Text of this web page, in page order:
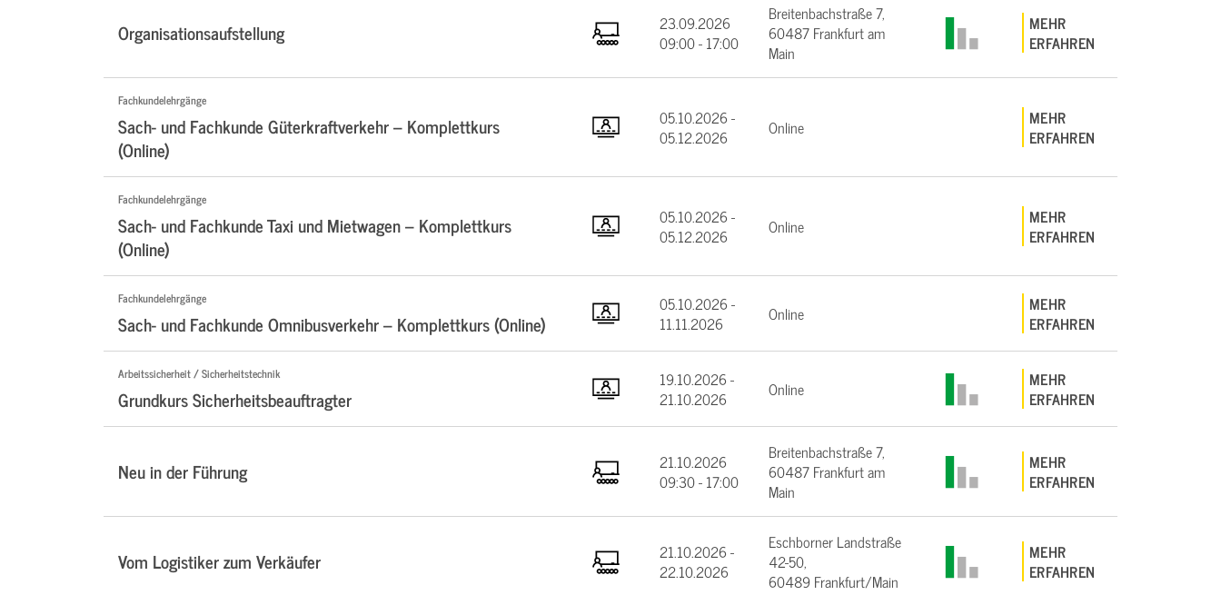
Organisationsaufstellung
23.09.2026
09:00 - 17:00
Breitenbachstraße 7,
60487 Frankfurt am
Main
MEHR
ERFAHREN
Fachkundelehrgänge
Sach- und Fachkunde Güterkraftverkehr – Komplettkurs
(Online)
05.10.2026 -
05.12.2026
Online
MEHR
ERFAHREN
Fachkundelehrgänge
Sach- und Fachkunde Taxi und Mietwagen – Komplettkurs
(Online)
05.10.2026 -
05.12.2026
Online
MEHR
ERFAHREN
Fachkundelehrgänge
Sach- und Fachkunde Omnibusverkehr – Komplettkurs (Online)
05.10.2026 -
11.11.2026
Online
MEHR
ERFAHREN
Arbeitssicherheit / Sicherheitstechnik
Grundkurs Sicherheitsbeauftragter
19.10.2026 -
21.10.2026
Online
MEHR
ERFAHREN
Neu in der Führung
21.10.2026
09:30 - 17:00
Breitenbachstraße 7,
60487 Frankfurt am
Main
MEHR
ERFAHREN
Vom Logistiker zum Verkäufer
21.10.2026 -
22.10.2026
Eschborner Landstraße
42-50,
60489 Frankfurt/Main
MEHR
ERFAHREN